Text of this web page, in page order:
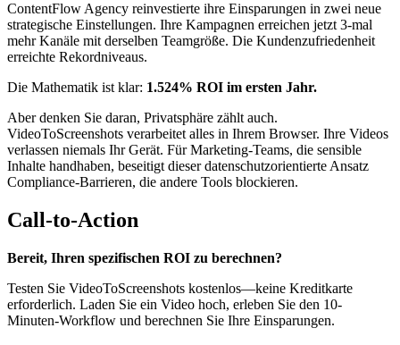
ContentFlow Agency reinvestierte ihre Einsparungen in zwei neue
strategische Einstellungen. Ihre Kampagnen erreichen jetzt 3-mal
mehr Kanäle mit derselben Teamgröße. Die Kundenzufriedenheit
erreichte Rekordniveaus.
Die Mathematik ist klar: 1.524% ROI im ersten Jahr.
Aber denken Sie daran, Privatsphäre zählt auch.
VideoToScreenshots verarbeitet alles in Ihrem Browser. Ihre Videos
verlassen niemals Ihr Gerät. Für Marketing-Teams, die sensible
Inhalte handhaben, beseitigt dieser datenschutzorientierte Ansatz
Compliance-Barrieren, die andere Tools blockieren.
Call-to-Action
Bereit, Ihren spezifischen ROI zu berechnen?
Testen Sie VideoToScreenshots kostenlos—keine Kreditkarte
erforderlich. Laden Sie ein Video hoch, erleben Sie den 10-
Minuten-Workflow und berechnen Sie Ihre Einsparungen.